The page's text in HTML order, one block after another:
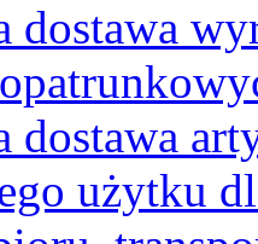
dostawa
dostawa
użytku